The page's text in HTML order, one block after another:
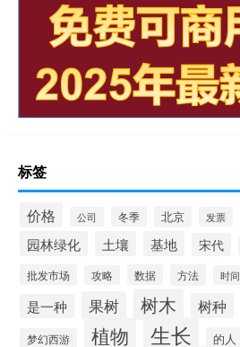
标签
价格 公司 冬季 北京 发票
园林绿化 土壤 基地 宋代
批发市场 攻略 数据 方法 时间
是一种 果树 树木 树种
梦幻西游 植物 生长 的人